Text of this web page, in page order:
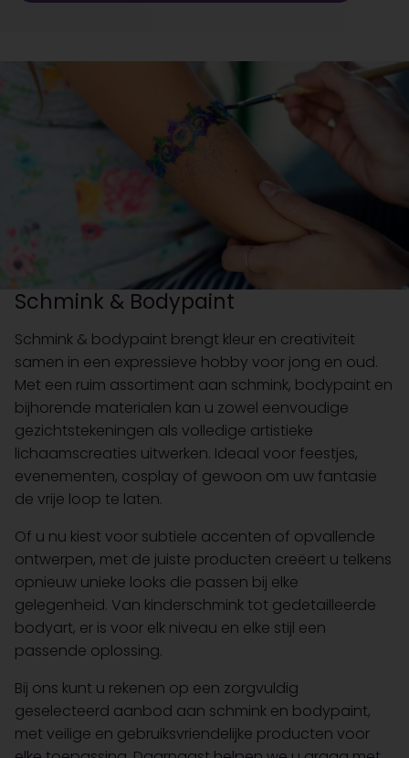
Schmink & Bodypaint
Schmink & bodypaint brengt kleur en creativiteit
samen in een expressieve hobby voor jong en oud.
Met een ruim assortiment aan schmink, bodypaint en
bijhorende materialen kan u zowel eenvoudige
gezichtstekeningen als volledige artistieke
lichaamscreaties uitwerken. Ideaal voor feestjes,
evenementen, cosplay of gewoon om uw fantasie
de vrije loop te laten.
Of u nu kiest voor subtiele accenten of opvallende
ontwerpen, met de juiste producten creëert u telkens
opnieuw unieke looks die passen bij elke
gelegenheid. Van kinderschmink tot gedetailleerde
bodyart, er is voor elk niveau en elke stijl een
passende oplossing.
Bij ons kunt u rekenen op een zorgvuldig
geselecteerd aanbod aan schmink en bodypaint,
met veilige en gebruiksvriendelijke producten voor